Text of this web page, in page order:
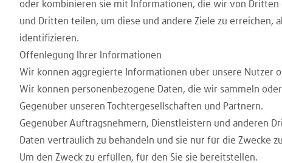
oder kombinieren sie mit Informationen, die wir von
und Dritten teilen, um diese und andere Ziele zu erreichen,
identifizieren.
Offenlegung Ihrer Informationen
Wir können aggregierte Informationen über unsere Nutzer
Wir können personenbezogene Daten, die wir sammeln
Gegenüber unseren Tochtergesellschaften und Partnern.
Gegenüber Auftragsnehmern, Dienstleistern und anderen
Daten vertraulich zu behandeln und sie nur für die Zwecke
Um den Zweck zu erfüllen, für den Sie sie bereitstellen.